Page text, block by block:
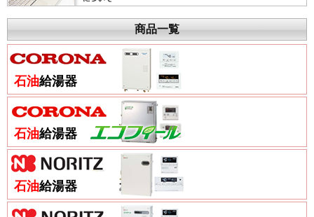
商品一覧
石油給湯器
石油給湯器
石油給湯器